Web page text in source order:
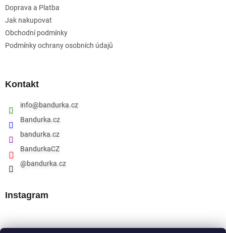
Doprava a Platba
Jak nakupovat
Obchodní podmínky
Podmínky ochrany osobních údajů
Kontakt
info@bandurka.cz
Bandurka.cz
bandurka.cz
BandurkaCZ
@bandurka.cz
Instagram